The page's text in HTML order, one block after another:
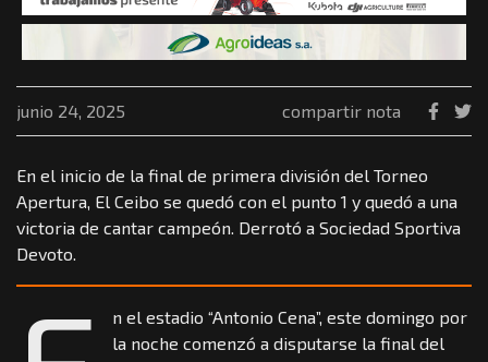
junio 24, 2025 compartir nota
En el inicio de la final de primera división del Torneo
Apertura, El Ceibo se quedó con el punto 1 y quedó a una
victoria de cantar campeón. Derrotó a Sociedad Sportiva
Devoto.
n el estadio “Antonio Cena”, este domingo por
la noche comenzó a disputarse la final del